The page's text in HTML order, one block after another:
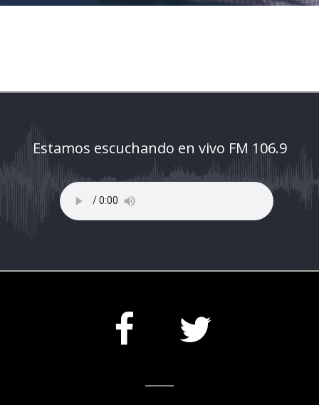
Estamos escuchando en vivo FM 106.9